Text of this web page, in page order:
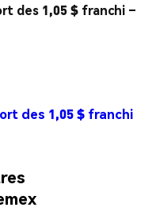
des 1,05 $ franchi –
des 1,05 $ franchi